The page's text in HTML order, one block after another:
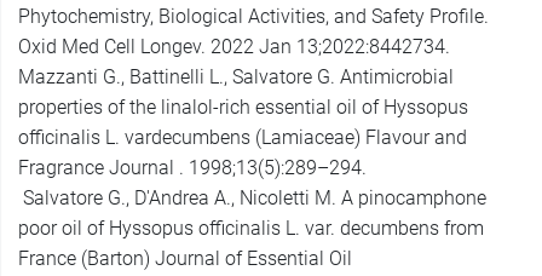
Phytochemistry, Biological Activities, and Safety Profile.
Oxid Med Cell Longev. 2022 Jan 13;2022:8442734.
Mazzanti G., Battinelli L., Salvatore G. Antimicrobial
properties of the linalol-rich essential oil of Hyssopus
officinalis L. vardecumbens (Lamiaceae) Flavour and
Fragrance Journal . 1998;13(5):289–294.
Salvatore G., D'Andrea A., Nicoletti M. A pinocamphone
poor oil of Hyssopus officinalis L. var. decumbens from
France (Barton) Journal of Essential Oil